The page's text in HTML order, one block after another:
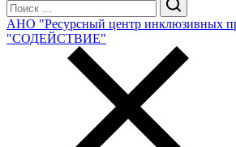
АНО "Ресурсный центр инклюзивных
"СОДЕЙСТВИЕ"